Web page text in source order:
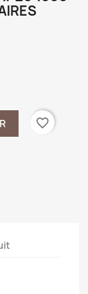
favorite_border